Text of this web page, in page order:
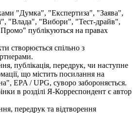
"Думка", "Експертиза", "Заява",
"Влада", "Вибори", "Тест-драйв",
публікуються на правах
створюється спільно з
публікація, передрук, чи наступне
що містить посилання на
EPA / UPG, суворо забороняється.
в розділі Я-Корреспондент є автор
передрук та відтворення